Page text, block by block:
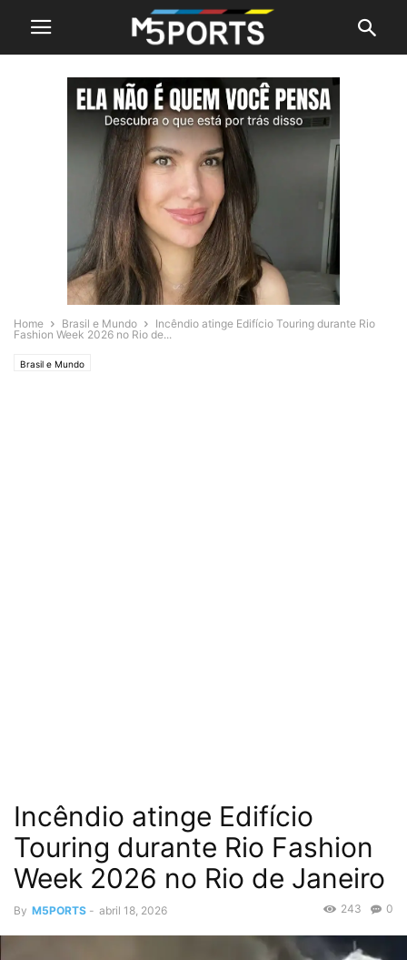
Home Brasil e Mundo
Incêndio atinge Edifício Touring durante Rio
Fashion Week 2026 no Rio de...
Brasil e Mundo
Incêndio atinge Edifício
Touring durante Rio Fashion
Week 2026 no Rio de Janeiro
By M5PORTS - abril 18, 2026 0
243